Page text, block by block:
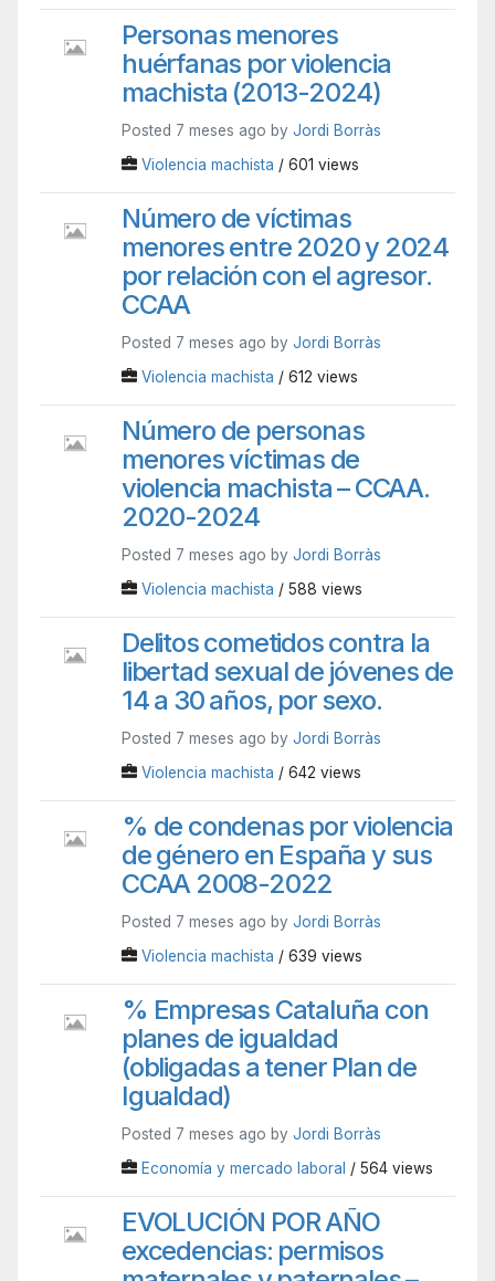
Personas menores
huérfanas por violencia
machista (2013-2024)
Posted 7 meses ago by Jordi Borràs
Violencia machista / 601 views
Número de víctimas
menores entre 2020 y 2024
por relación con el agresor.
CCAA
Posted 7 meses ago by Jordi Borràs
Violencia machista / 612 views
Número de personas
menores víctimas de
violencia machista – CCAA.
2020-2024
Posted 7 meses ago by Jordi Borràs
Violencia machista / 588 views
Delitos cometidos contra la
libertad sexual de jóvenes de
14 a 30 años, por sexo.
Posted 7 meses ago by Jordi Borràs
Violencia machista / 642 views
% de condenas por violencia
de género en España y sus
CCAA 2008-2022
Posted 7 meses ago by Jordi Borràs
Violencia machista / 639 views
% Empresas Cataluña con
planes de igualdad
(obligadas a tener Plan de
Igualdad)
Posted 7 meses ago by Jordi Borràs
Economía y mercado laboral / 564 views
EVOLUCIÓN POR AÑO
excedencias: permisos